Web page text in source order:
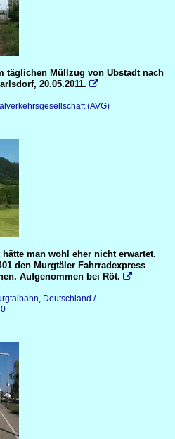
täglichen Müllzug von Ubstadt nach
20.05.2011. 
(AVG)
man wohl eher nicht erwartet.
den Murgtäler Fahrradexpress
Aufgenommen bei Röt. 
, Deutschland /